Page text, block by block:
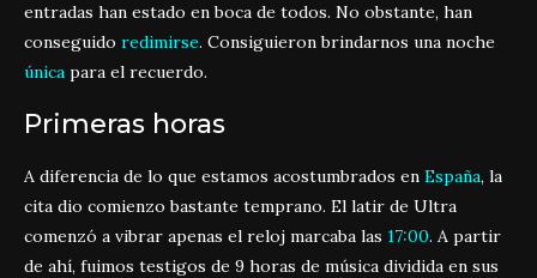
entradas han estado en boca de todos. No obstante, han
conseguido redimirse. Consiguieron brindarnos una noche
única para el recuerdo.
Primeras horas
A diferencia de lo que estamos acostumbrados en España, la
cita dio comienzo bastante temprano. El latir de Ultra
comenzó a vibrar apenas el reloj marcaba las 17:00. A partir
de ahí, fuimos testigos de 9 horas de música dividida en sus